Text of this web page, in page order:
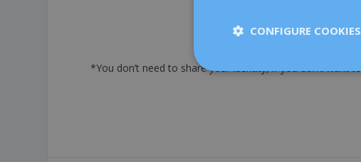
*You don’t need to share your identity, if you don’t want to.
CONFIGURE COOKIES